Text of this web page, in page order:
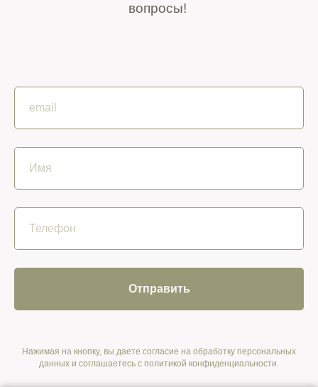
вопросы!
Отправить
Нажимая на кнопку, вы даете согласие на обработку персональных
данных и соглашаетесь c политикой конфиденциальности.